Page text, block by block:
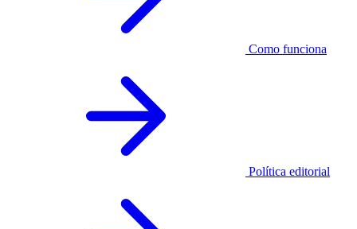
Como funciona
Política editorial